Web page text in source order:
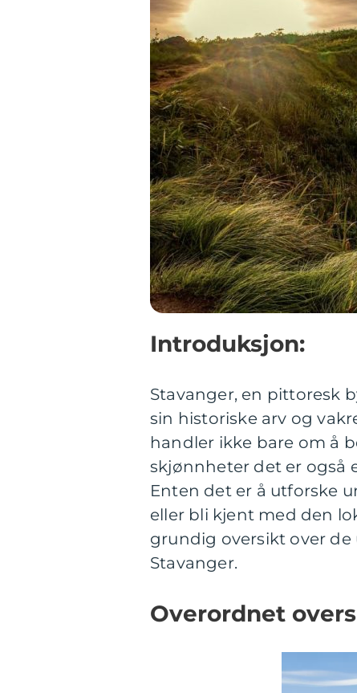
Introduksjon:
Stavanger, en pittoresk
sin historiske arv og
handler ikke bare om å
skjønnheter det er også
Enten det er å utforske
eller bli kjent med den
grundig oversikt over de
Stavanger.
Overordnet